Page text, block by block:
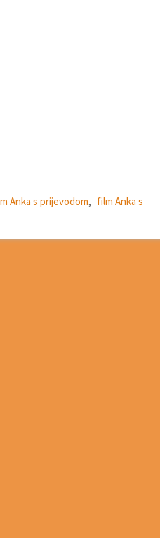
Anka s prijevodom, film Anka s